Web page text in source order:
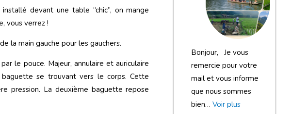
devant une table “chic”, on mange
vous verrez !
la main gauche pour les gauchers.
le pouce. Majeur, annulaire et auriculaire
se trouvant vers le corps. Cette
pression. La deuxième baguette repose
Bonjour, Je vous
remercie pour votre
mail et vous informe
que nous sommes
bien… Voir plus